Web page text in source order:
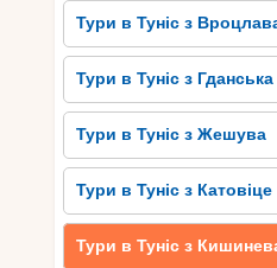
оазисне місто Тозер, яке
джерелами та касбами.
культурному спадщину
неперевершеними
незабутнє враження у
Безмежне
пляжний
Тури в Туніс з
Тури в Туніс з Гданська
Тури в Туніс з Жешува
Тури в Туніс з Катовіце
Тури в Туніс з